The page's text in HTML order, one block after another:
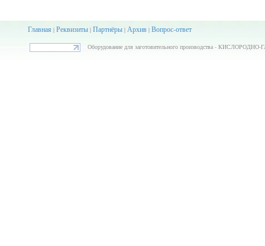
Главная| Реквизиты| Партнёры| Архив| Вопрос-ответ
Оборудование для заготовительного производства -